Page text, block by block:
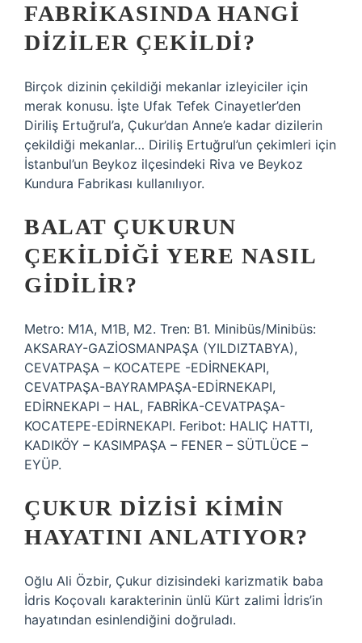
FABRIKASINDA HANGI
DIZILER ÇEKILDI?
Birçok dizinin çekildiği mekanlar izleyiciler için
merak konusu. İşte Ufak Tefek Cinayetler’den
Diriliş Ertuğrul’a, Çukur’dan Anne’e kadar dizilerin
çekildiği mekanlar… Diriliş Ertuğrul’un çekimleri için
İstanbul’un Beykoz ilçesindeki Riva ve Beykoz
Kundura Fabrikası kullanılıyor.
BALAT ÇUKURUN
ÇEKILDIĞI YERE NASIL
GIDILIR?
Metro: M1A, M1B, M2. Tren: B1. Minibüs/Minibüs:
AKSARAY-GAZİOSMANPAŞA (YILDIZTABYA),
CEVATPAŞA – KOCATEPE -EDİRNEKAPI,
CEVATPAŞA-BAYRAMPAŞA-EDİRNEKAPI,
EDİRNEKAPI – HAL, FABRİKA-CEVATPAŞA-
KOCATEPE-EDİRNEKAPI. Feribot: HALIÇ HATTI,
KADIKÖY – KASIMPAŞA – FENER – SÜTLÜCE –
EYÜP.
ÇUKUR DIZISI KIMIN
HAYATINI ANLATIYOR?
Oğlu Ali Özbir, Çukur dizisindeki karizmatik baba
İdris Koçovalı karakterinin ünlü Kürt zalimi İdris’in
hayatından esinlendiğini doğruladı.